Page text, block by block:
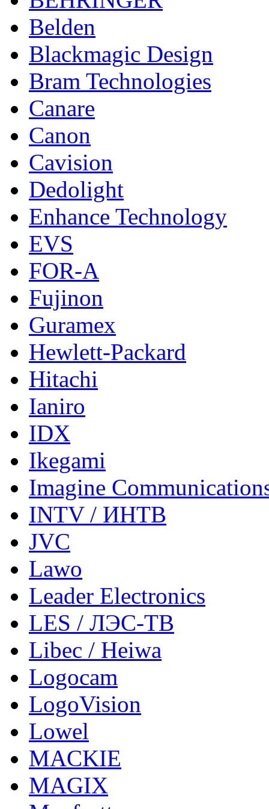
Belden
Blackmagic Design
Bram Technologies
Canare
Canon
Cavision
Dedolight
Enhance Technology
EVS
FOR-A
Fujinon
Guramex
Hewlett-Packard
Hitachi
Ianiro
IDX
Ikegami
Imagine
INTV / ИНТВ
JVC
Lawo
Leader Electronics
LES / ЛЭС-ТВ
Libec / Heiwa
Logocam
LogoVision
Lowel
MACKIE
MAGIX